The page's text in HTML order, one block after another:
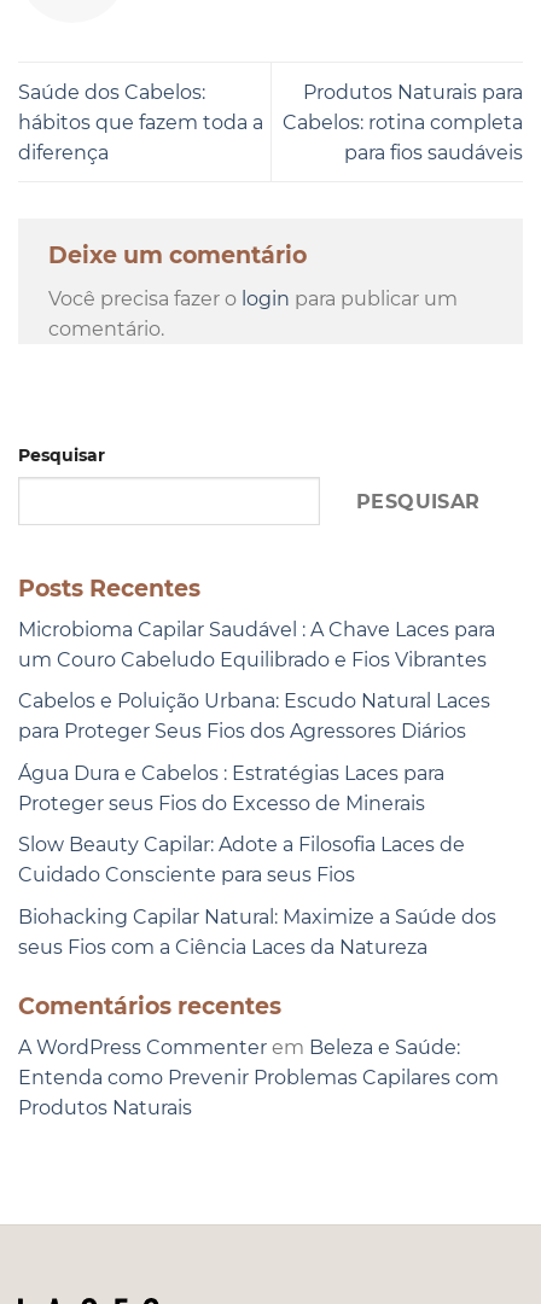
Saúde dos Cabelos:
hábitos que fazem toda a
diferença
Produtos Naturais para
Cabelos: rotina completa
para fios saudáveis
Deixe um comentário
Você precisa fazer o login para publicar um
comentário.
Pesquisar
PESQUISAR
Posts Recentes
Microbioma Capilar Saudável : A Chave Laces para
um Couro Cabeludo Equilibrado e Fios Vibrantes
Cabelos e Poluição Urbana: Escudo Natural Laces
para Proteger Seus Fios dos Agressores Diários
Água Dura e Cabelos : Estratégias Laces para
Proteger seus Fios do Excesso de Minerais
Slow Beauty Capilar: Adote a Filosofia Laces de
Cuidado Consciente para seus Fios
Biohacking Capilar Natural: Maximize a Saúde dos
seus Fios com a Ciência Laces da Natureza
Comentários recentes
A WordPress Commenter em Beleza e Saúde:
Entenda como Prevenir Problemas Capilares com
Produtos Naturais